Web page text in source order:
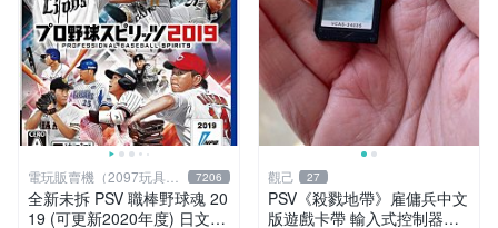
電玩販賣機（2097玩具公
仔舖
7206
全新未拆 PSV 職棒野球魂 20
19 (可更新2020年度) 日文日
觀己 27
PSV《殺戮地帶》雇傭兵中文
版遊戲卡帶 輸入式控制器相